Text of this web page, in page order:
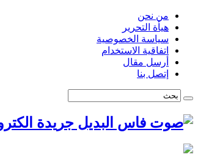
من نحن
هيأة التحرير
سياسة الخصوصية
اتفاقية الاستخدام
أرسل مقال
إتصل بنا